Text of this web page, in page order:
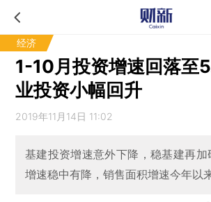
经济
1-10月投资增速回落至
业投资小幅回升
2019年11月14日 11:02
基建投资增速意外下降，稳基建再加
增速稳中有降，销售面积增速今年以